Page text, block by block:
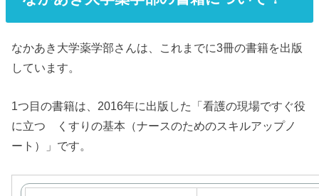
なかあき大学薬学部さんは、これまでに3冊の書籍を出版
しています。
1つ目の書籍は、2016年に出版した「看護の現場ですぐ役
に立つ くすりの基本（ナースのためのスキルアップノ
ート）」です。